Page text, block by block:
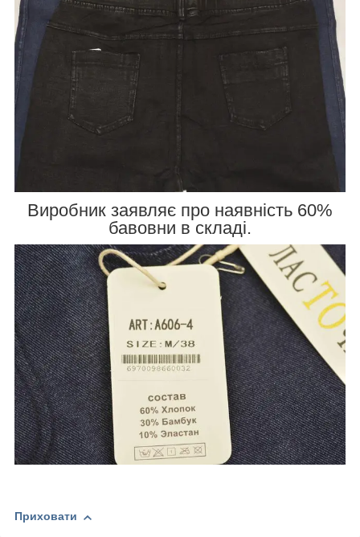
Виробник заявляє про наявність 60%
бавовни в складі.
Приховати